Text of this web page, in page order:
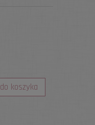
do koszyka